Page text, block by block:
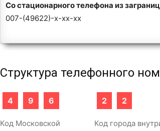
Со стационарного телефона из
007-(49622)-x-xx-xx
Структура телефонного
4 9 6
Код Московской
2 2
Код города